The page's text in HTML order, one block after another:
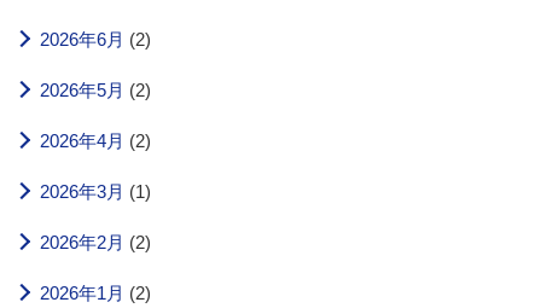
2026年6月 (2)
2026年5月 (2)
2026年4月 (2)
2026年3月 (1)
2026年2月 (2)
2026年1月 (2)